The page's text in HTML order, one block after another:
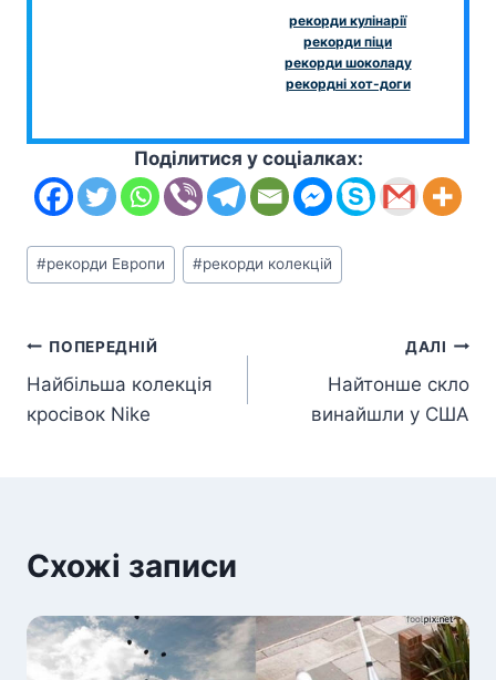
рекорди кулінарії
рекорди піци
рекорди шоколаду
рекордні хот-доги
Поділитися у соціалках:
Позначки
запису:
#рекорди Европи #рекорди колекцій
Навігація
записів
ПОПЕРЕДНІЙ
Найбільша колекція
кросівок Nike
ДАЛІ
Найтонше скло
винайшли у США
Схожі записи